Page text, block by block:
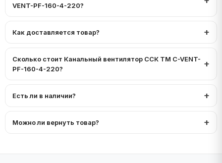
VENT-PF-160-4-220?
Как доставляется товар?
Сколько стоит Канальный вентилятор ССК ТМ C-VENT-
PF-160-4-220?
Есть ли в наличии?
Можно ли вернуть товар?